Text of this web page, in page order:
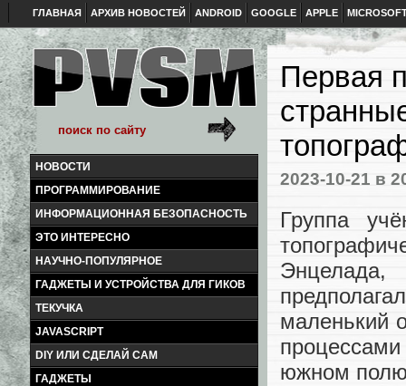
ГЛАВНАЯ АРХИВ НОВОСТЕЙ ANDROID GOOGLE APPLE
НОВОСТИ
ПРОГРАММИРОВАНИЕ
ИНФОРМАЦИОННАЯ БЕЗОПАСНОСТЬ
ЭТО ИНТЕРЕСНО
НАУЧНО-ПОПУЛЯРНОЕ
ГАДЖЕТЫ И УСТРОЙСТВА ДЛЯ ГИКОВ
ТЕКУЧКА
JAVASCRIPT
DIY ИЛИ СДЕЛАЙ САМ
ГАДЖЕТЫ
Первая
2023-10-21 в
Группа
маленький
южном